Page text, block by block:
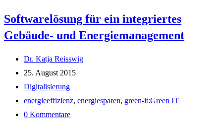
digital
Softwarelösung für ein integriertes
Gebäude- und Energiemanagement
Beitrags-
Autor:
Dr. Katja Reisswig
Beitrag
veröffentlicht:
25. August 2015
Beitrags-
Kategorie:
Digitalisierung
Post
tag:
energieeffizienz, energiesparen, green-it:Green IT
Beitrags-
0 Kommentare